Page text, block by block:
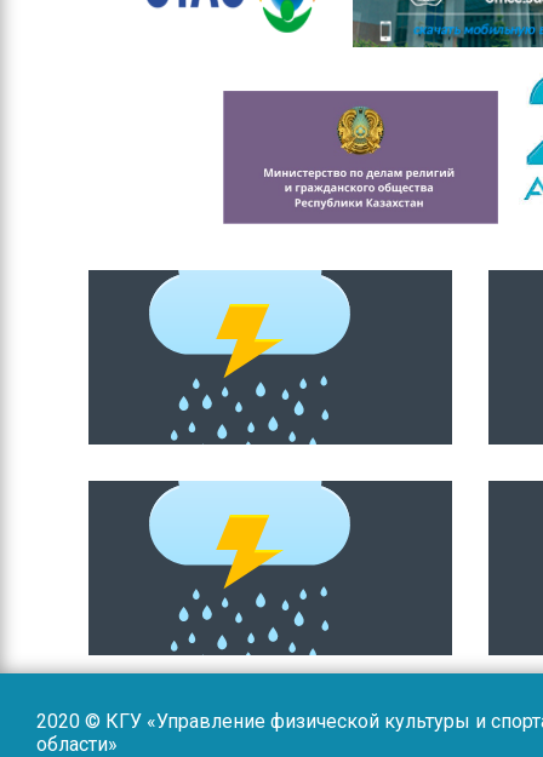
2020 © КГУ «Управление физической культуры и
области»